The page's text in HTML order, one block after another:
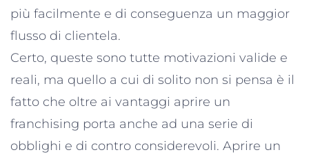
più facilmente e di conseguenza un maggior
flusso di clientela.
Certo, queste sono tutte motivazioni valide e
reali, ma quello a cui di solito non si pensa è il
fatto che oltre ai vantaggi aprire un
franchising porta anche ad una serie di
obblighi e di contro considerevoli. Aprire un